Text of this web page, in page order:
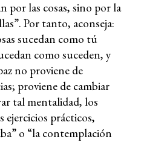
por las cosas, sino por la
Por tanto, aconseja:
sucedan como tú
como suceden, y
no proviene de
proviene de cambiar
tal mentalidad, los
ejercicios prácticos,
o “la contemplación